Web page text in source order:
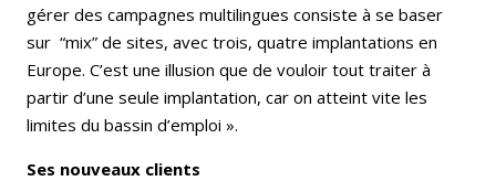
gérer des campagnes multilingues consiste à se baser
sur “mix” de sites, avec trois, quatre implantations en
Europe. C’est une illusion que de vouloir tout traiter à
partir d’une seule implantation, car on atteint vite les
limites du bassin d’emploi ».
Ses nouveaux clients